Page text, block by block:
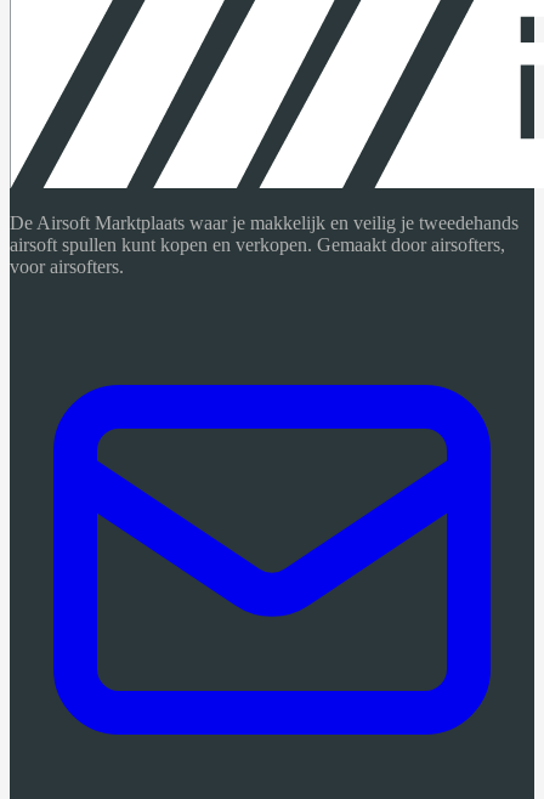
De Airsoft Marktplaats waar je makkelijk en veilig je tweedehands
airsoft spullen kunt kopen en verkopen. Gemaakt door airsofters,
voor airsofters.